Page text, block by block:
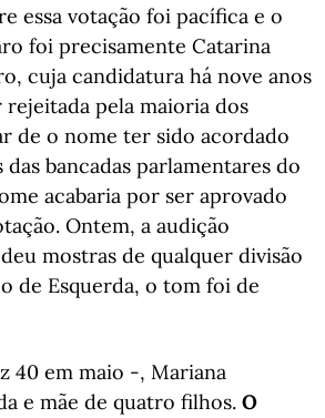
essa votação foi pacífica e o
foi precisamente Catarina
cuja candidatura há nove anos
pela maioria dos
de o nome ter sido acordado
bancadas parlamentares do
acabaria por ser aprovado
Ontem, a audição
mostras de qualquer divisão
de Esquerda, o tom foi de
40 em maio -, Mariana
e mãe de quatro filhos. O